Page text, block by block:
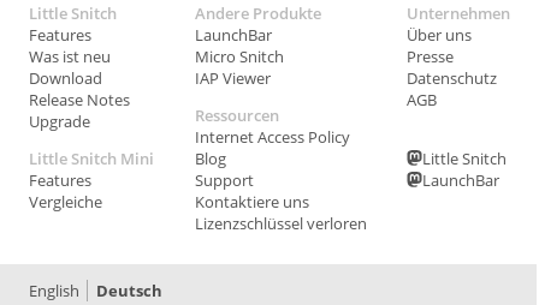
Little Snitch
Features
Was ist neu
Download
Release Notes
Upgrade
Little Snitch Mini
Features
Vergleiche
Andere Produkte
LaunchBar
Micro Snitch
IAP Viewer
Ressourcen
Internet Access Policy
Blog
Support
Kontaktiere uns
Lizenzschlüssel verloren
Unternehmen
Über uns
Presse
Datenschutz
AGB
Little Snitch
LaunchBar
English Deutsch